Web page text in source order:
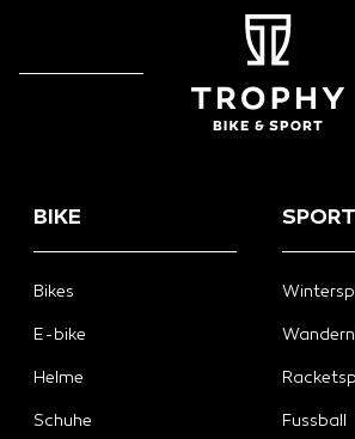
BIKE
Bikes
E-bike
Helme
Schuhe
SPORT
Fussball